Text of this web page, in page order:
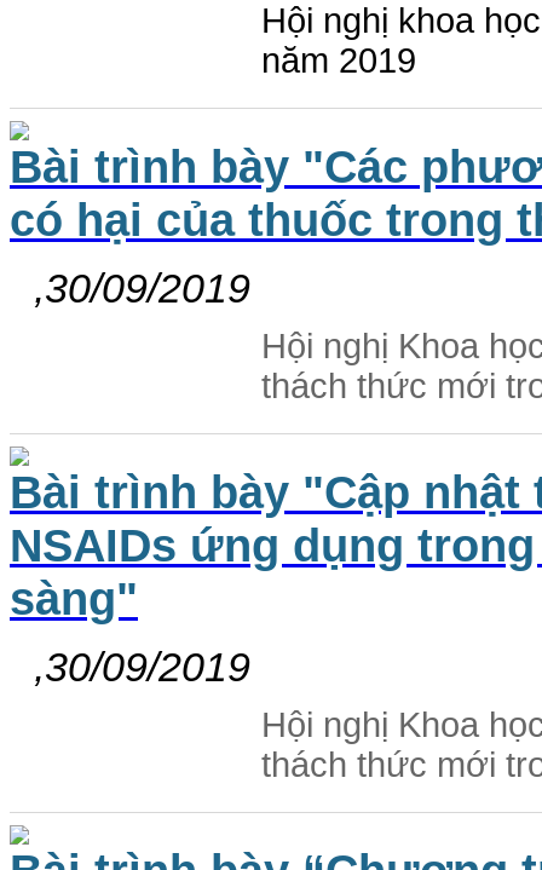
Hội nghị khoa
năm 2019
Bài trình bày "Các
có hại của thuốc trong
,30/09/2019
Hội nghị Khoa
thách thức mới
Bài trình bày "Cập
NSAIDs ứng dụng
sàng"
,30/09/2019
Hội nghị Khoa
thách thức mới